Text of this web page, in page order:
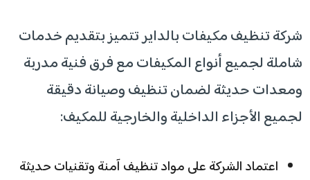
شركة تنظيف مكيفات بالداير تتميز بتقديم خدمات
شاملة لجميع أنواع المكيفات مع فرق فنية مدربة
ومعدات حديثة لضمان تنظيف وصيانة دقيقة
لجميع الأجزاء الداخلية والخارجية للمكيف:
اعتماد الشركة على مواد تنظيف آمنة وتقنيات حديثة